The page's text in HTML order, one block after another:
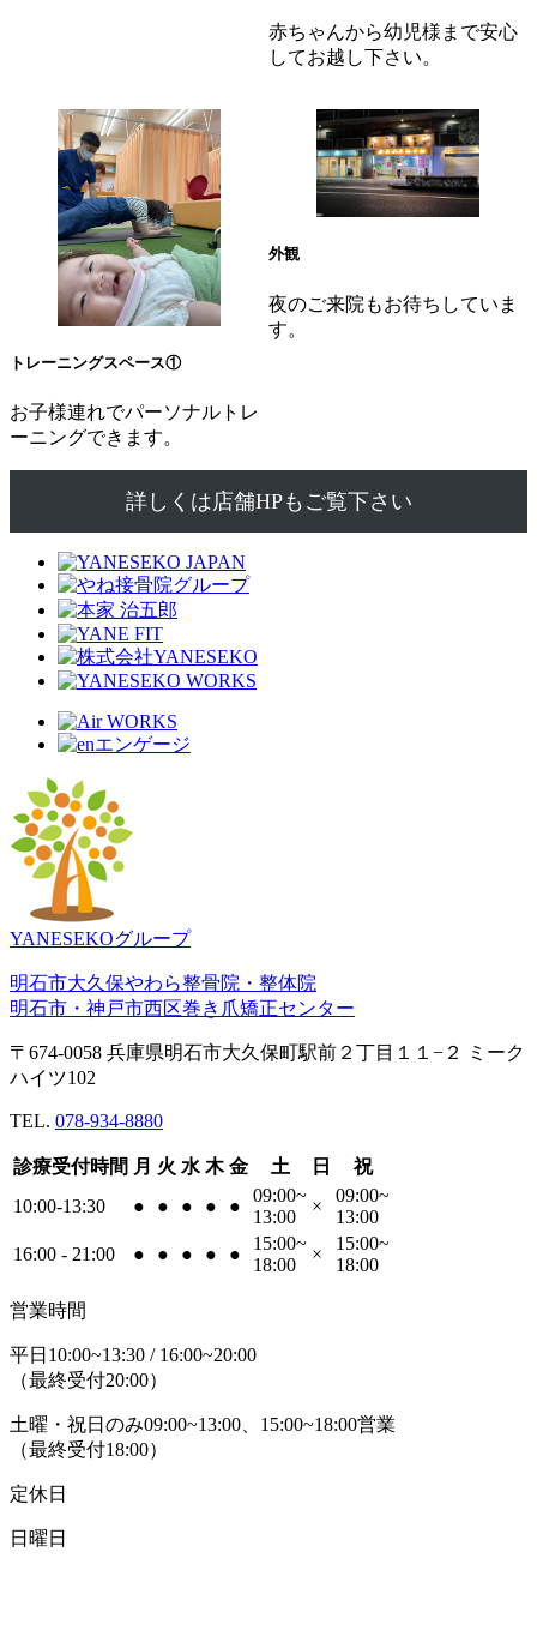
赤ちゃんから幼児様まで安心
してお越し下さい。
トレーニングスペース①
お子様連れでパーソナルトレ
ーニングできます。
外観
夜のご来院もお待ちしていま
す。
詳しくは店舗HPもご覧下さい
YANESEKOグループ
明石市大久保やわら整骨院・整体院
明石市・神戸市西区巻き爪矯正センター
〒674-0058 兵庫県明石市大久保町駅前２丁目１１−２ ミーク
ハイツ102
TEL. 078-934-8880
診療受付時間 月 火 水 木 金 土 日
祝
10:00-13:30
● ● ● ● ●
09:00~
13:00
×
09:00~
13:00
16:00 - 21:00
● ● ● ● ●
15:00~
18:00
×
15:00~
18:00
営業時間
平日10:00~13:30 / 16:00~20:00
（最終受付20:00）
土曜・祝日のみ09:00~13:00、15:00~18:00営業
（最終受付18:00）
定休日
日曜日